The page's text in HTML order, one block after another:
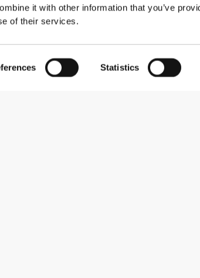
it with other information that you’ve
of their services.
Statistics